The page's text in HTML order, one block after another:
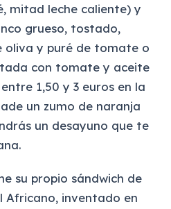
mitad leche caliente) y
grueso, tostado,
oliva y puré de tomate o
con tomate y aceite
1,50 y 3 euros en la
un zumo de naranja
un desayuno que te
su propio sándwich de
Africano, inventado en